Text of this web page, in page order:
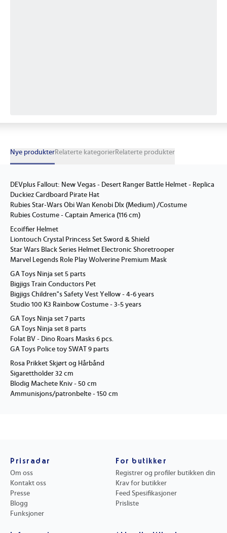
Nye produkterRelaterte kategorierRelaterte produkter
DEVplus Fallout: New Vegas - Desert Ranger Battle Helmet - Replica
Duckiez Cardboard Pirate Hat
Rubies Star-Wars Obi Wan Kenobi Dlx (Medium) /Costume
Rubies Costume - Captain America (116 cm)
Ecoiffier Helmet
Liontouch Crystal Princess Set Sword & Shield
Star Wars Black Series Helmet Electronic Shoretrooper
Marvel Legends Role Play Wolverine Premium Mask
GA Toys Ninja set 5 parts
Bigjigs Train Conductors Pet
Bigjigs Children"s Safety Vest Yellow - 4-6 years
Studio 100 K3 Rainbow Costume - 3-5 years
GA Toys Ninja set 7 parts
GA Toys Ninja set 8 parts
Folat BV - Dino Roars Masks 6 pcs.
GA Toys Police toy SWAT 9 parts
Rosa Prikket Skjørt og Hårbånd
Sigarettholder 32 cm
Blodig Machete Kniv - 50 cm
Ammunisjons/patronbelte - 150 cm
Prisradar
Om oss
Kontakt oss
Presse
Blogg
Funksjoner
For butikker
Registrer og profiler butikken din
Krav for butikker
Feed Spesifikasjoner
Prisliste